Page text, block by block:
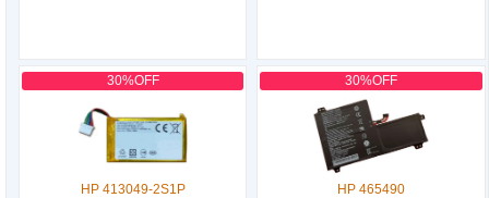
30%OFF
HP 413049-2S1P
30%OFF
HP 465490